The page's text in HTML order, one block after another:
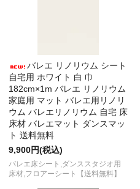
バレエ リノリウム シート
自宅用 ホワイト 白 巾
182cm×1m バレエ リノリウム
家庭用 マット バレエ用リノリ
ウム バレエリノリウム 自宅 床
床材 バレエマット ダンスマッ
ト 送料無料
9,900円(税込)
バレエ床シート,ダンススタジオ用
床材,フロアーシート【送料無料】